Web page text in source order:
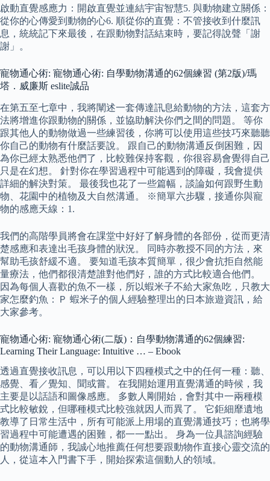
啟動直覺感應力：開啟直覺並連結宇宙智慧5. 與動物建立關係：
從你的心傳愛到動物的心6. 順從你的直覺：不管接收到什麼訊
息，統統記下來最後，在跟動物對話結束時，要記得說聲「謝
謝」。
寵物通心術: 寵物通心術: 自學動物溝通的62個練習 (第2版)/瑪
塔．威廉斯 eslite誠品
在第五至七章中，我將闡述一套傳達訊息給動物的方法，這套方
法將增進你跟動物的關係，並協助解決你們之間的問題。 等你
跟其他人的動物做過一些練習後，你將可以使用這些技巧來聽聽
你自己的動物有什麼話要說。 跟自己的動物溝通反倒困難，因
為你已經太熟悉他們了，比較難保持客觀，你很容易會覺得自己
只是在幻想。 針對你在學習過程中可能遇到的障礙，我會提供
詳細的解決對策。 最後我也花了一些篇幅，談論如何跟野生動
物、花園中的植物及大自然溝通。 ※簡單六步驟，接通你與寵
物的感應天線：1.
我們的高階學員將會在課堂中好好了解身體的各部份，從而更清
楚感應和表達出毛孩身體的狀況。 同時亦教授不同的方法，來
幫助毛孩舒緩不適。 要知道毛孩本質簡單，很少會抗拒自然能
量療法，他們都很清楚誰對他們好，誰的方式比較適合他們。
因為每個人喜歡的魚不一樣，所以蝦米子不給大家魚吃，只教大
家怎麼釣魚：Ｐ 蝦米子的個人經驗整理出的日本旅遊資訊，給
大家參考。
寵物通心術: 寵物通心術(二版)：自學動物溝通的62個練習:
Learning Their Language: Intuitive … – Ebook
透過直覺接收訊息，可以用以下四種模式之中的任何一種：聽、
感覺、看／覺知、聞或嘗。 在我開始運用直覺溝通的時候，我
主要是以話語和圖像感應。 多數人剛開始，會對其中一兩種模
式比較敏銳，但哪種模式比較強就因人而異了。 它鉅細靡遺地
教導了日常生活中，所有可能派上用場的直覺溝通技巧；也將學
習過程中可能遭遇的困難，都一一點出。 身為一位具諮詢經驗
的動物溝通師，我誠心地推薦任何想要跟動物作直接心靈交流的
人，從這本入門書下手，開始探索這個動人的領域。